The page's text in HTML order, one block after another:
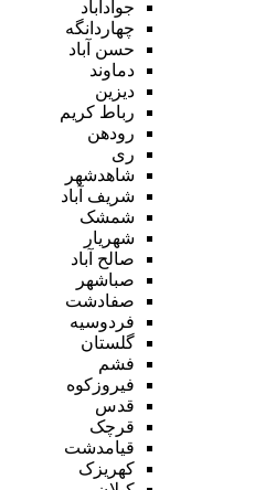
جوادآباد
چهاردانگه
حسن آباد
دماوند
دیزین
رباط کریم
رودهن
ری
شاهدشهر
شریف آباد
شمشک
شهریار
صالح آباد
صباشهر
صفادشت
فردوسیه
گلستان
فشم
فیروزکوه
قدس
قرچک
قیامدشت
کهریزک